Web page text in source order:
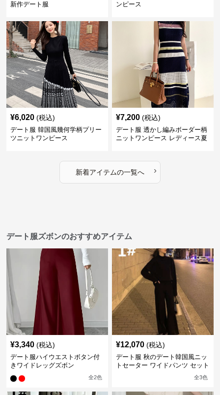
新作デート服
ンピース
¥6,020 (税込)
デート服 韓国風幾何学柄プリー
ツニットワンピース
¥7,200 (税込)
デート服 透かし編みボーダー柄
ニットワンピース レディース夏
新着アイテムの一覧へ ›
デート服ズボンのおすすめアイテム
¥3,340 (税込)
デート服ハイウエストボタン付
きワイドレッグズボン
全2色
¥12,070 (税込)
デート服 秋のデート韓国風ニッ
トセーター ワイドパンツ セット
全3色